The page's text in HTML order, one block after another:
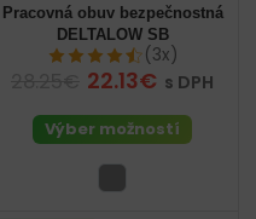
Pracovná obuv bezpečnostná
DELTALOW SB
(3x)
22.13€ s DPH
Výber možností